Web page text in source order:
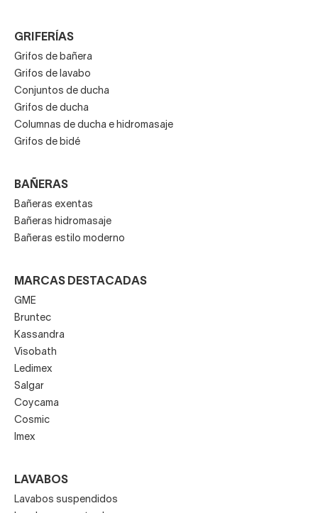
GRIFERÍAS
Grifos de bañera
Grifos de lavabo
Conjuntos de ducha
Grifos de ducha
Columnas de ducha e hidromasaje
Grifos de bidé
BAÑERAS
Bañeras exentas
Bañeras hidromasaje
Bañeras estilo moderno
MARCAS DESTACADAS
GME
Bruntec
Kassandra
Visobath
Ledimex
Salgar
Coycama
Cosmic
Imex
LAVABOS
Lavabos suspendidos